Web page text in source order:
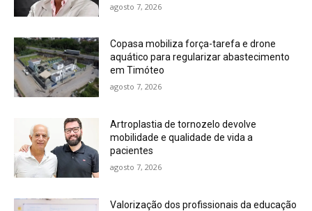
agosto 7, 2026
Copasa mobiliza força-tarefa e drone
aquático para regularizar abastecimento
em Timóteo
agosto 7, 2026
Artroplastia de tornozelo devolve
mobilidade e qualidade de vida a
pacientes
agosto 7, 2026
Valorização dos profissionais da educação